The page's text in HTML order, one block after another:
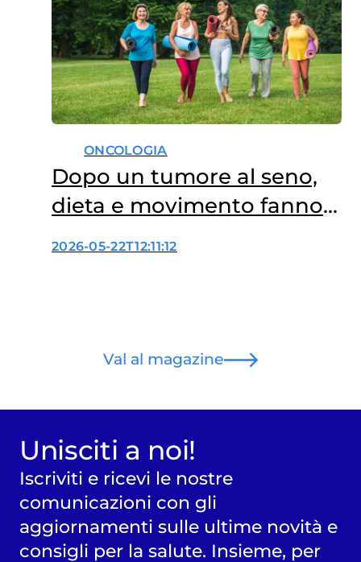
ONCOLOGIA
Dopo un tumore al seno,
dieta e movimento fanno
la differenza
2026-05-22T12:11:12
Val al magazine
Unisciti a noi!
Iscriviti e ricevi le nostre
comunicazioni con gli
aggiornamenti sulle ultime novità e
consigli per la salute. Insieme, per